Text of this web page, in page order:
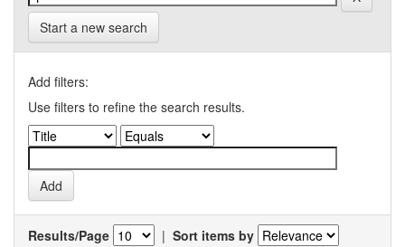
Start a new search
Add filters:
Use filters to refine the search results.
Results/Page | Sort items by